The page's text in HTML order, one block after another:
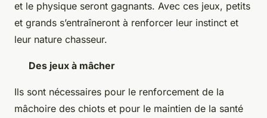
et le physique seront gagnants. Avec ces jeux, petits
et grands s’entraîneront à renforcer leur instinct et
leur nature chasseur.
Des jeux à mâcher
Ils sont nécessaires pour le renforcement de la
mâchoire des chiots et pour le maintien de la santé